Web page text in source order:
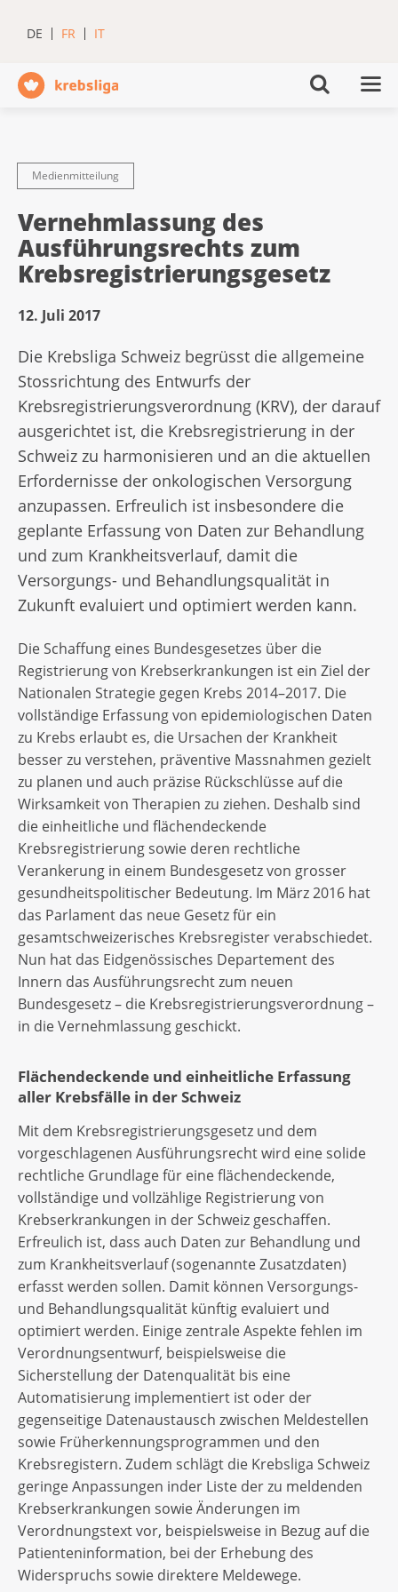
DE FR IT
Medienmitteilung
Vernehmlassung des
Ausführungsrechts zum
Krebsregistrierungsgesetz
12. Juli 2017
Die Krebsliga Schweiz begrüsst die allgemeine
Stossrichtung des Entwurfs der
Krebsregistrierungsverordnung (KRV), der darauf
ausgerichtet ist, die Krebsregistrierung in der
Schweiz zu harmonisieren und an die aktuellen
Erfordernisse der onkologischen Versorgung
anzupassen. Erfreulich ist insbesondere die
geplante Erfassung von Daten zur Behandlung
und zum Krankheitsverlauf, damit die
Versorgungs- und Behandlungsqualität in
Zukunft evaluiert und optimiert werden kann.
Die Schaffung eines Bundesgesetzes über die
Registrierung von Krebserkrankungen ist ein Ziel der
Nationalen Strategie gegen Krebs 2014–2017. Die
vollständige Erfassung von epidemiologischen Daten
zu Krebs erlaubt es, die Ursachen der Krankheit
besser zu verstehen, präventive Massnahmen gezielt
zu planen und auch präzise Rückschlüsse auf die
Wirksamkeit von Therapien zu ziehen. Deshalb sind
die einheitliche und flächendeckende
Krebsregistrierung sowie deren rechtliche
Verankerung in einem Bundesgesetz von grosser
gesundheitspolitischer Bedeutung. Im März 2016 hat
das Parlament das neue Gesetz für ein
gesamtschweizerisches Krebsregister verabschiedet.
Nun hat das Eidgenössisches Departement des
Innern das Ausführungsrecht zum neuen
Bundesgesetz – die Krebsregistrierungsverordnung –
in die Vernehmlassung geschickt.
Flächendeckende und einheitliche Erfassung
aller Krebsfälle in der Schweiz
Mit dem Krebsregistrierungsgesetz und dem
vorgeschlagenen Ausführungsrecht wird eine solide
rechtliche Grundlage für eine flächendeckende,
vollständige und vollzählige Registrierung von
Krebserkrankungen in der Schweiz geschaffen.
Erfreulich ist, dass auch Daten zur Behandlung und
zum Krankheitsverlauf (sogenannte Zusatzdaten)
erfasst werden sollen. Damit können Versorgungs-
und Behandlungsqualität künftig evaluiert und
optimiert werden. Einige zentrale Aspekte fehlen im
Verordnungsentwurf, beispielsweise die
Sicherstellung der Datenqualität bis eine
Automatisierung implementiert ist oder der
gegenseitige Datenaustausch zwischen Meldestellen
sowie Früherkennungsprogrammen und den
Krebsregistern. Zudem schlägt die Krebsliga Schweiz
geringe Anpassungen inder Liste der zu meldenden
Krebserkrankungen sowie Änderungen im
Verordnungstext vor, beispielsweise in Bezug auf die
Patienteninformation, bei der Erhebung des
Widerspruchs sowie direktere Meldewege.